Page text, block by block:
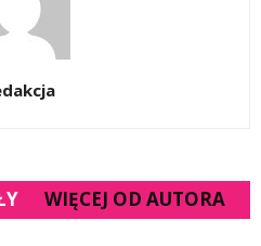
WIĘCEJ OD AUTORA